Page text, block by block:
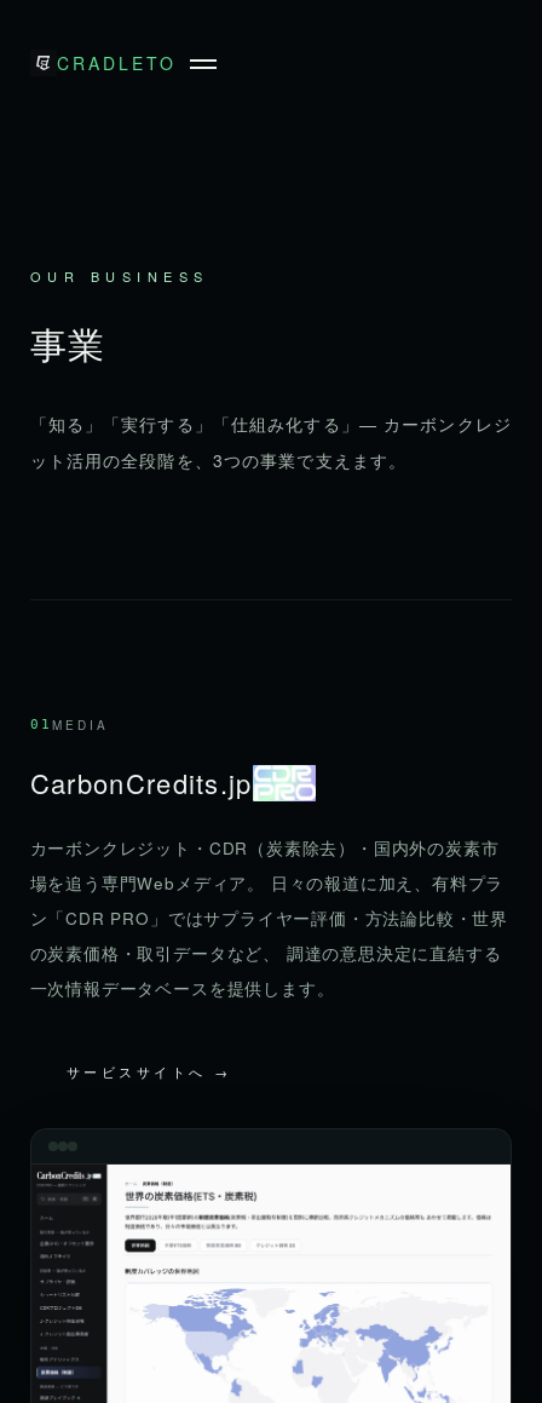
CRADLETO
OUR BUSINESS
事業
「知る」「実行する」「仕組み化する」— カーボンクレジ
ット活用の全段階を、3つの事業で支えます。
01MEDIA
CarbonCredits.jp
カーボンクレジット・CDR（炭素除去）・国内外の炭素市
場を追う専門Webメディア。 日々の報道に加え、有料プラ
ン「CDR PRO」ではサプライヤー評価・方法論比較・世界
の炭素価格・取引データなど、 調達の意思決定に直結する
一次情報データベースを提供します。
サービスサイトへ →